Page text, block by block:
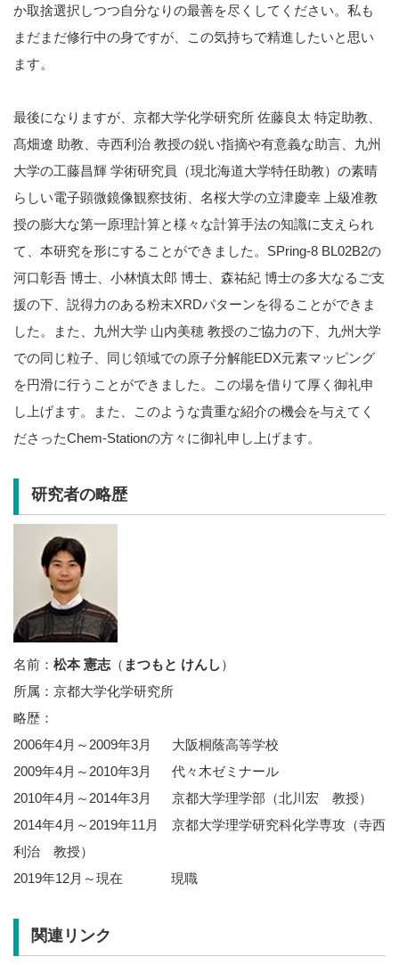
か取捨選択しつつ自分なりの最善を尽くしてください。私も
まだまだ修行中の身ですが、この気持ちで精進したいと思い
ます。
最後になりますが、京都大学化学研究所 佐藤良太 特定助教、
髙畑遼 助教、寺西利治 教授の鋭い指摘や有意義な助言、九州
大学の工藤昌輝 学術研究員（現北海道大学特任助教）の素晴
らしい電子顕微鏡像観察技術、名桜大学の立津慶幸 上級准教
授の膨大な第一原理計算と様々な計算手法の知識に支えられ
て、本研究を形にすることができました。SPring-8 BL02B2の
河口彰吾 博士、小林慎太郎 博士、森祐紀 博士の多大なるご支
援の下、説得力のある粉末XRDパターンを得ることができま
した。また、九州大学 山内美穂 教授のご協力の下、九州大学
での同じ粒子、同じ領域での原子分解能EDX元素マッピング
を円滑に行うことができました。この場を借りて厚く御礼申
し上げます。また、このような貴重な紹介の機会を与えてく
ださったChem-Stationの方々に御礼申し上げます。
研究者の略歴
名前： 松本 憲志 （ まつもと けんし）
所属：京都大学化学研究所
略歴：
2006年4月～2009年3月 大阪桐蔭高等学校
2009年4月～2010年3月 代々木ゼミナール
2010年4月～2014年3月 京都大学理学部（北川宏 教授）
2014年4月～2019年11月 京都大学理学研究科化学専攻（寺西
利治 教授）
2019年12月～現在 現職
関連リンク